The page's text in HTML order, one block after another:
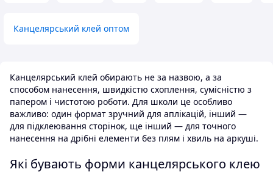
Канцелярський клей обирають не за назвою, а за
способом нанесення, швидкістю схоплення, сумісністю з
папером і чистотою роботи. Для школи це особливо
важливо: один формат зручний для аплікацій, інший —
для підклеювання сторінок, ще інший — для точного
нанесення на дрібні елементи без плям і хвиль на аркуші.
Які бувають форми канцелярського клею
Канцелярський клей оптом